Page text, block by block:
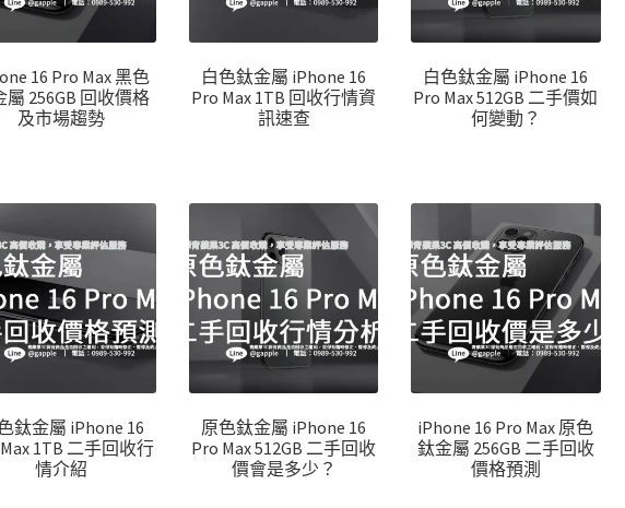
16 Pro Max 黑色
屬 256GB 回收價格
及市場趨勢
白色鈦金屬 iPhone 16
Pro Max 1TB 回收行情資
訊速查
白色鈦金屬 iPhone 16
Pro Max 512GB 二手價如
何變動？
鈦金屬 iPhone 16
1TB 二手回收行
情介紹
原色鈦金屬 iPhone 16
Pro Max 512GB 二手回收
價會是多少？
iPhone 16 Pro Max 原色
鈦金屬 256GB 二手回收
價格預測